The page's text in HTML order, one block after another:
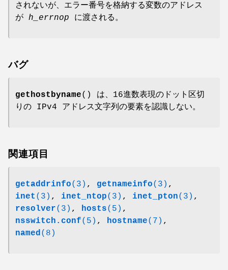
されないが、エラー番号を格納する変数のアドレス
が h_errnop に渡される。
バグ
gethostbyname() は、16進数表現のドット区切
りの IPv4 アドレス文字列の要素を認識しない。
関連項目
getaddrinfo(3) , getnameinfo(3) ,
inet (3) , inet_ntop(3) , inet_pton(3) ,
resolver(3) , hosts(5) ,
nsswitch.conf(5) , hostname(7) ,
named (8)